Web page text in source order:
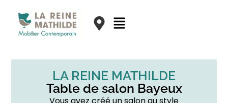
LA REINE MATHILDE
Table de salon Bayeux